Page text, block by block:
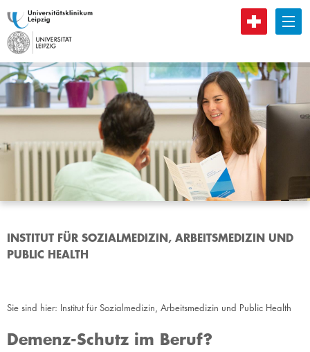
B
INSTITUT FÜR SOZIALMEDIZIN, ARBEITSMEDIZIN UND
PUBLIC HEALTH
Sie sind hier: Institut für Sozialmedizin, Arbeitsmedizin und Public Health
Demenz-Schutz im Beruf?